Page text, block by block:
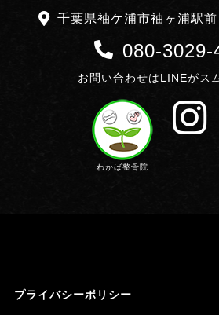
千葉県袖ケ浦市袖ヶ浦駅
080-3029-
お問い合わせはLINEがス
わかば整骨院
プライバシーポリシー